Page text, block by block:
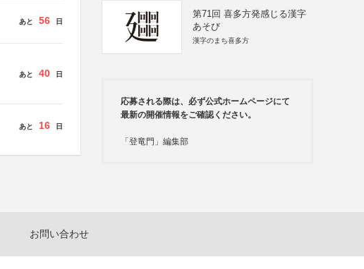
あと 56 日
あと 40 日
あと 16 日
第71回 喜多方発感じる漢字
あそび
漢字のまち喜多方
応募される際は、必ず公式ホームページにて
最新の開催情報をご確認ください。
「登竜門」編集部
お問い合わせ